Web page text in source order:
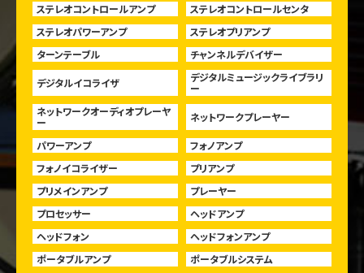
ステレオコントロールアンプ
ステレオコントロールセンタ
ステレオパワーアンプ
ステレオプリアンプ
ターンテーブル
チャンネルデバイザー
デジタルイコライザ
デジタルミュージックライブラリ
ー
ネットワークオーディオプレーヤ
ー
ネットワークプレーヤー
パワーアンプ
フォノアンプ
フォノイコライザー
プリアンプ
プリメインアンプ
プレーヤー
プロセッサー
ヘッドアンプ
ヘッドフォン
ヘッドフォンアンプ
ポータブルアンプ
ポータブルシステム